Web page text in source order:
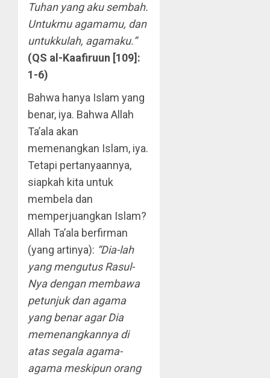
Tuhan yang aku sembah.
Untukmu agamamu, dan
untukkulah, agamaku.”
(QS al-Kaafiruun [109]:
1-6)
Bahwa hanya Islam yang
benar, iya. Bahwa Allah
Ta’ala akan
memenangkan Islam, iya.
Tetapi pertanyaannya,
siapkah kita untuk
membela dan
memperjuangkan Islam?
Allah Ta’ala berfirman
(yang artinya): “Dia-lah
yang mengutus Rasul-
Nya dengan membawa
petunjuk dan agama
yang benar agar Dia
memenangkannya di
atas segala agama-
agama meskipun orang